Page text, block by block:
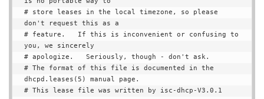
# store leases in the local timezone, so please
don't request this as a
# feature.   If this is inconvenient or confusing to
you, we sincerely
# apologize.   Seriously, though - don't ask.
# The format of this file is documented in the
dhcpd.leases(5) manual page.
# This lease file was written by isc-dhcp-V3.0.1